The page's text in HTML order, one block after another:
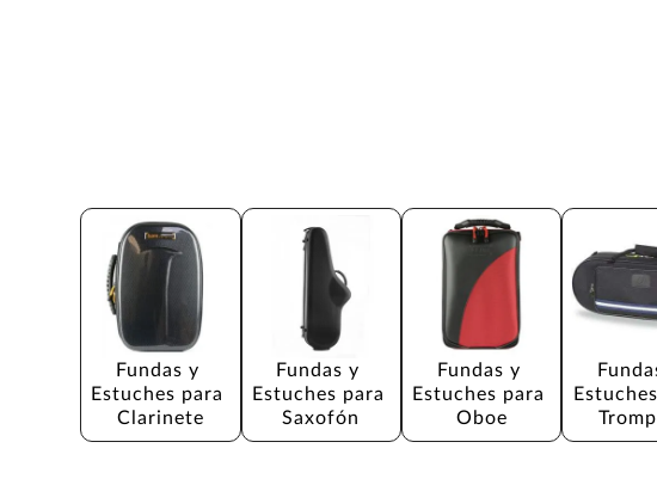
Fundas y
Estuches para
Clarinete
Fundas y
Estuches para
Saxofón
Fundas y
Estuches para
Oboe